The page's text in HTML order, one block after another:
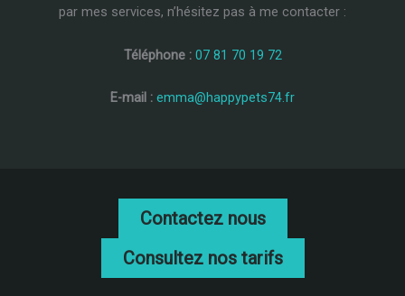
par mes services, n’hésitez pas à me contacter :
Téléphone : 07 81 70 19 72
E-mail : emma@happypets74.fr
Contactez nous
Consultez nos tarifs